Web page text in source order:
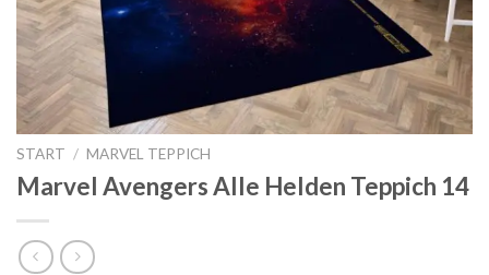
START / MARVEL TEPPICH
Marvel Avengers Alle Helden Teppich 14